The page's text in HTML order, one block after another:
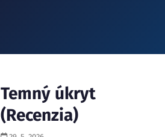
Temný úkryt
(Recenzia)